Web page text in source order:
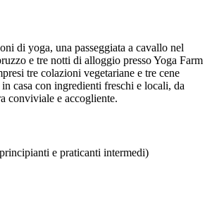
di yoga, una passeggiata a cavallo nel
e tre notti di alloggio presso Yoga Farm
tre colazioni vegetariane e tre cene
casa con ingredienti freschi e locali, da
conviviale e accogliente.
e praticanti intermedi)